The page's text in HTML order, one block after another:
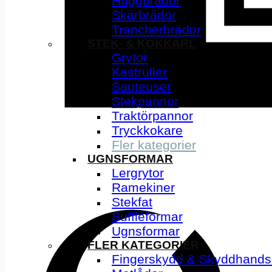
Skärbrädor
Trancherbrädor
Grytor
Kastruller
Sauteuser
Stekpannor
Traktörpannor
Tryckkokare
Fler kategorier
UGNSFORMAR
Lergrytor
Ramekiner
Stekfat
Suffléformar
Ugnsformar
FLER KATEGORIER
Fingerskydd &